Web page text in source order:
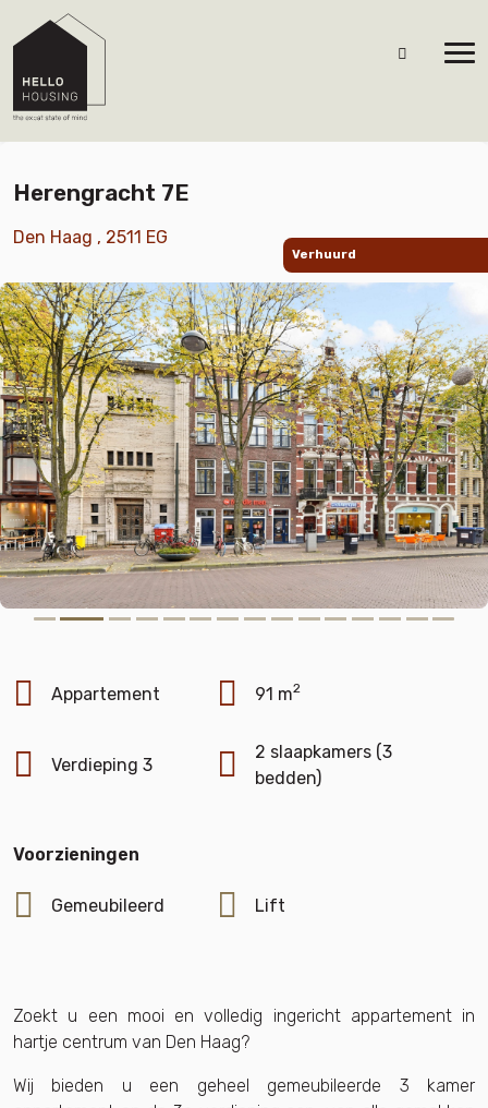
Verhuurd
Herengracht 7E
Den Haag , 2511 EG
Appartement 91 m2
Verdieping 3
2 slaapkamers (3
bedden)
Voorzieningen
Gemeubileerd Lift
Zoekt u een mooi en volledig ingericht appartement in
hartje centrum van Den Haag?
Wij bieden u een geheel gemeubileerde 3 kamer